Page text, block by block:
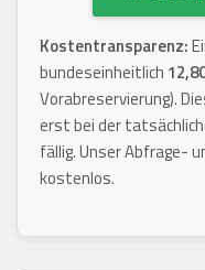
Kostentransparenz:
bundeseinheitlich
Vorabreservierung).
erst bei der
fällig. Unser Abfrage-
kostenlos.